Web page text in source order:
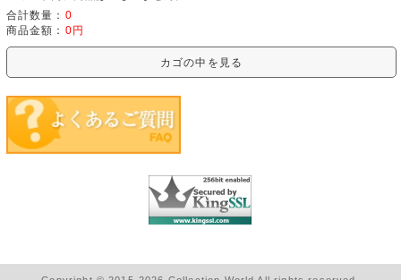
合計数量： 0
商品金額： 0円
カゴの中を見る